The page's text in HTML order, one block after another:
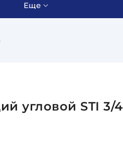
Еще
угловой STI 3/4